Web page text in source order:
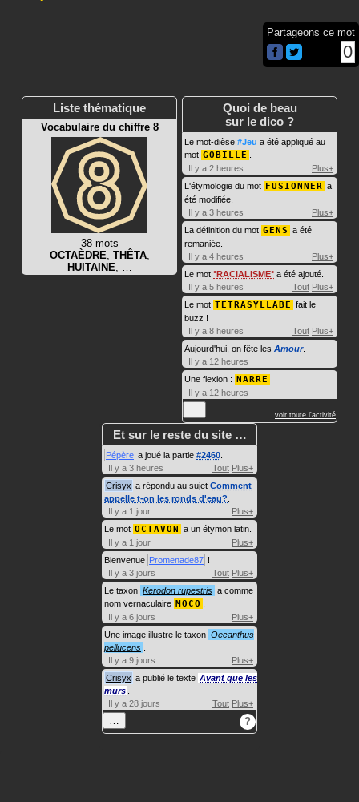
Partageons ce mot
0
Liste thématique
Vocabulaire du chiffre 8
38 mots
OCTAÈDRE, THÊTA,
HUITAINE, …
Quoi de beau
sur le dico ?
Le mot-dièse #Jeu a été appliqué au
mot GOBILLE
Il y a 2 heures
Plus+
L'étymologie du mot FUSIONNER a
été modifiée.
Il y a 3 heures
Plus+
La définition du mot GENS a été
remaniée.
Il y a 4 heures
Plus+
Le mot RACIALISME a été ajouté.
Il y a 5 heures
Tout Plus+
Le mot TÉTRASYLLABE fait le
buzz !
Il y a 8 heures
Tout Plus+
Aujourd'hui, on fête les Amour.
Il y a 12 heures
Une flexion : NARRE
Il y a 12 heures
… voir toute l'activité
Et sur le reste du site …
Pépère a joué la partie #2460
Il y a 3 heures
Tout Plus+
Crisyx a répondu au sujet Comment
appelle t-on les ronds d'eau?
Il y a 1 jour
Plus+
Le mot OCTAVON a un étymon latin.
Il y a 1 jour
Plus+
Bienvenue Promenade87 !
Il y a 3 jours
Tout Plus+
Le taxon Kerodon rupestris a comme
nom vernaculaire MOCO
Il y a 6 jours
Plus+
Une image illustre le taxon Oecanthus
pellucens
Il y a 9 jours
Plus+
Crisyx a publié le texte Avant que les
murs
Il y a 28 jours
Tout Plus+
… ?